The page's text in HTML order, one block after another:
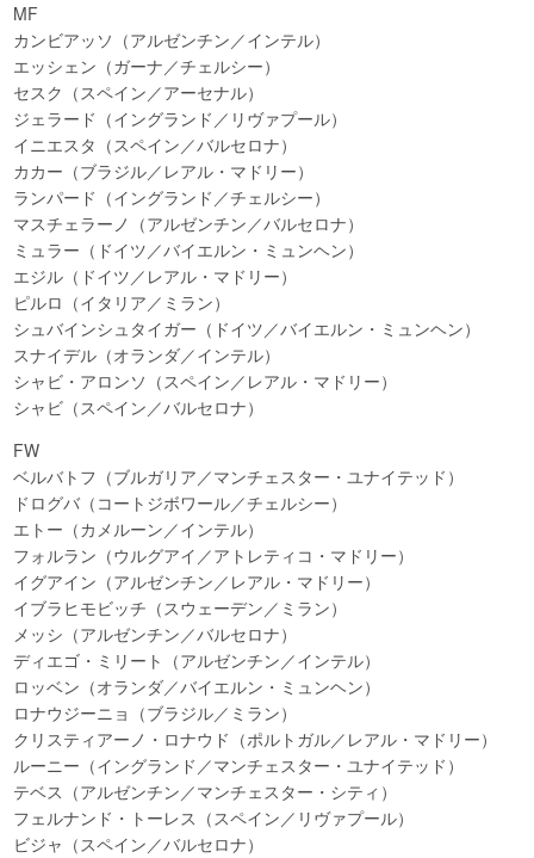
MF
カンビアッソ（アルゼンチン／インテル）
エッシェン（ガーナ／チェルシー）
セスク（スペイン／アーセナル）
ジェラード（イングランド／リヴァプール）
イニエスタ（スペイン／バルセロナ）
カカー（ブラジル／レアル・マドリー）
ランパード（イングランド／チェルシー）
マスチェラーノ（アルゼンチン／バルセロナ）
ミュラー（ドイツ／バイエルン・ミュンヘン）
エジル（ドイツ／レアル・マドリー）
ピルロ（イタリア／ミラン）
シュバインシュタイガー（ドイツ／バイエルン・ミュンヘン）
スナイデル（オランダ／インテル）
シャビ・アロンソ（スペイン／レアル・マドリー）
シャビ（スペイン／バルセロナ）
FW
ベルバトフ（ブルガリア／マンチェスター・ユナイテッド）
ドログバ（コートジボワール／チェルシー）
エトー（カメルーン／インテル）
フォルラン（ウルグアイ／アトレティコ・マドリー）
イグアイン（アルゼンチン／レアル・マドリー）
イブラヒモビッチ（スウェーデン／ミラン）
メッシ（アルゼンチン／バルセロナ）
ディエゴ・ミリート（アルゼンチン／インテル）
ロッベン（オランダ／バイエルン・ミュンヘン）
ロナウジーニョ（ブラジル／ミラン）
クリスティアーノ・ロナウド（ポルトガル／レアル・マドリー）
ルーニー（イングランド／マンチェスター・ユナイテッド）
テベス（アルゼンチン／マンチェスター・シティ）
フェルナンド・トーレス（スペイン／リヴァプール）
ビジャ（スペイン／バルセロナ）